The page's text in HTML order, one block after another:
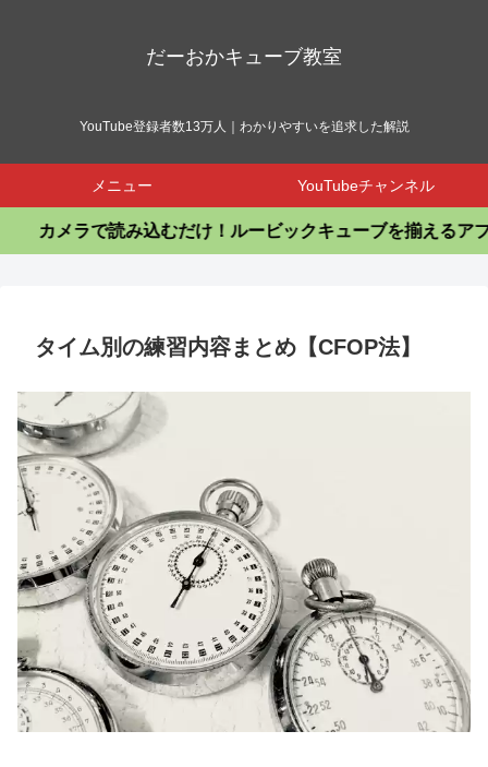
だーおかキューブ教室
YouTube登録者数13万人｜わかりやすいを追求した解説
メニュー YouTubeチャンネル
メラで読み込むだけ！ルービックキューブを揃えるアプリ
タイム別の練習内容まとめ【CFOP法】